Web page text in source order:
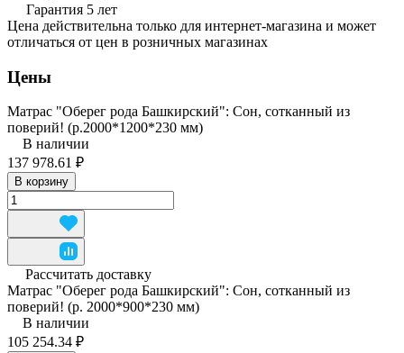
Гарантия 5 лет
Цена действительна только для интернет-магазина и может
отличаться от цен в розничных магазинах
Цены
Матрас "Оберег рода Башкирский": Сон, сотканный из
поверий! (р.2000*1200*230 мм)
В наличии
137 978.61 ₽
В корзину
Рассчитать доставку
Матрас "Оберег рода Башкирский": Сон, сотканный из
поверий! (р. 2000*900*230 мм)
В наличии
105 254.34 ₽